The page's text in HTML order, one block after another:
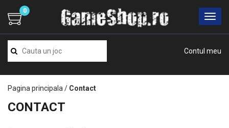
Contul meu
0
Pagina principala / Contact
CONTACT